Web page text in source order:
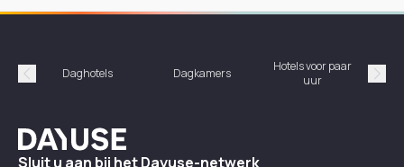
Précédent
Daghotels Dagkamers
Hotels voor paar
uur
Dayuse
Sluit u aan bij het Dayuse-netwerk